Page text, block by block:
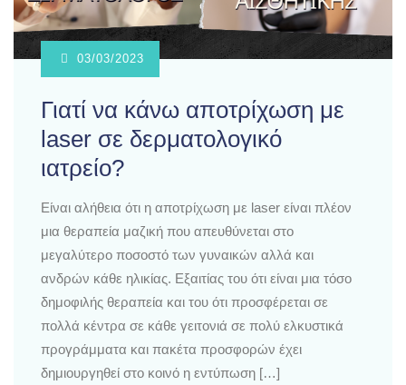
03/03/2023
Γιατί να κάνω αποτρίχωση με
laser σε δερματολογικό
ιατρείο?
Είναι αλήθεια ότι η αποτρίχωση με laser είναι πλέον
μια θεραπεία μαζική που απευθύνεται στο
μεγαλύτερο ποσοστό των γυναικών αλλά και
ανδρών κάθε ηλικίας. Εξαιτίας του ότι είναι μια τόσο
δημοφιλής θεραπεία και του ότι προσφέρεται σε
πολλά κέντρα σε κάθε γειτονιά σε πολύ ελκυστικά
προγράμματα και πακέτα προσφορών έχει
δημιουργηθεί στο κοινό η εντύπωση […]